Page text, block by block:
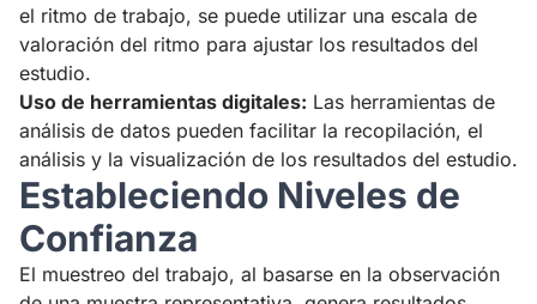
el ritmo de trabajo, se puede utilizar una escala de
valoración del ritmo para ajustar los resultados del
estudio.
Uso de herramientas digitales: Las herramientas de
análisis de datos pueden facilitar la recopilación, el
análisis y la visualización de los resultados del estudio.
Estableciendo Niveles de
Confianza
El muestreo del trabajo, al basarse en la observación